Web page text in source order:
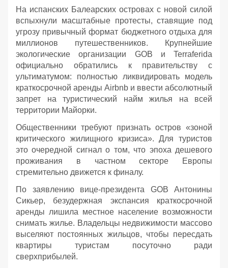
На испанских Балеарских островах с новой силой
вспыхнули масштабные протесты, ставящие под
угрозу привычный формат бюджетного отдыха для
миллионов путешественников. Крупнейшие
экологические организации GOB и Terraferida
официально обратились к правительству с
ультиматумом: полностью ликвидировать модель
краткосрочной аренды Airbnb и ввести абсолютный
запрет на туристический найм жилья на всей
территории Майорки.
Общественники требуют признать остров «зоной
критического жилищного кризиса». Для туристов
это очередной сигнал о том, что эпоха дешевого
проживания в частном секторе Европы
стремительно движется к финалу.
По заявлению вице-президента GOB Антонины
Сикьер, безудержная экспансия краткосрочной
аренды лишила местное население возможности
снимать жилье. Владельцы недвижимости массово
выселяют постоянных жильцов, чтобы пересдать
квартиры туристам посуточно ради
сверхприбылей.